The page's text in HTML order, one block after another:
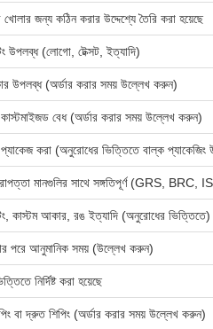
খোলার জন্য কঠিন করার উদ্দেশ্যে তৈরি করা হয়েছে
উপলব্ধ (লোগো, টেক্সট, ইত্যাদি)
উপলব্ধ (অর্ডার করার সময় উল্লেখ করুন)
কাস্টমাইজড বেধ (অর্ডার করার সময় উল্লেখ করুন)
করা (অনুরোধের ভিত্তিতে বাল্ক প্যাকেজিং
মানগুলির সাথে সঙ্গতিপূর্ণ (GRS, BRC,
কাস্টম আকার, রঙ ইত্যাদি (অনুরোধের ভিত্তিতে)
পরে আনুমানিক সময় (উল্লেখ করুন)
নির্দিষ্ট করা হয়েছে
বা দ্রুত শিপিং (অর্ডার করার সময় উল্লেখ করুন)